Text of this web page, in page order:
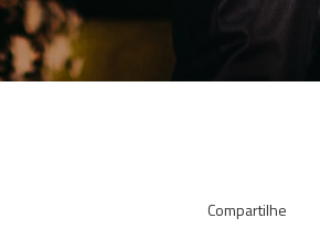
Compartilhe